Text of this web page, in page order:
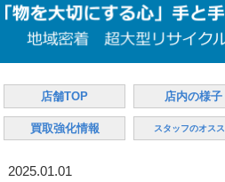
店舗TOP 店内の様子
買取強化情報 スタッフのオス
2025.01.01